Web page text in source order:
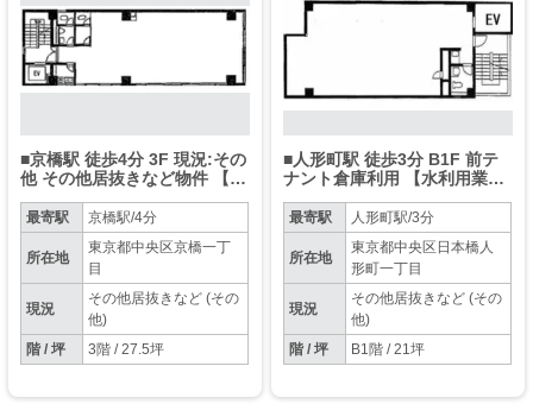
■京橋駅 徒歩4分 3F 現況:その
他 その他居抜きなど物件 【サ
可）】
最寄駅 京橋駅/4分
所在地
東京都中央区京橋一丁
目
現況
その他居抜きなど (その
他)
階 / 坪
3階 / 27.5坪
■人形町駅 徒歩3分 B1F 前テ
ナント倉庫利用 【水利用業
食不可】
最寄駅 人形町駅/3分
所在地
東京都中央区日本橋人
形町一丁目
現況
その他居抜きなど (その
他)
階 / 坪
B1階 / 21坪